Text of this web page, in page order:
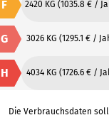
F 2420 KG (1035.8 € /
G 3026 KG (1295.1 € /
H 4034 KG (1726.6 € /
Die Verbrauchsdaten